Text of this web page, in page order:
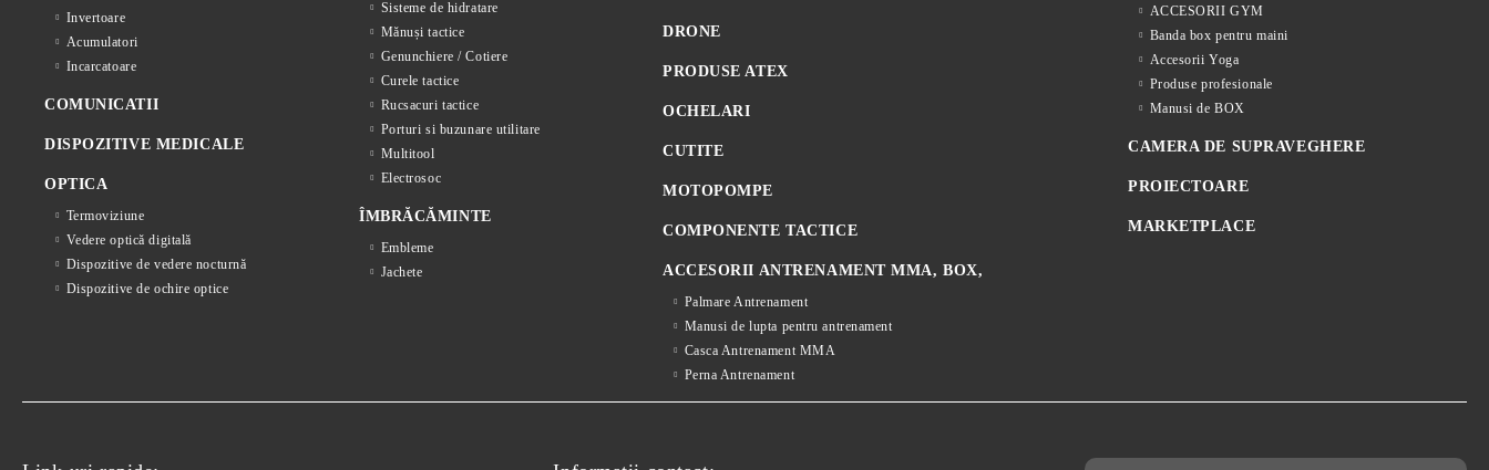
Invertoare
Acumulatori
Incarcatoare
COMUNICATII
DISPOZITIVE MEDICALE
OPTICA
Termoviziune
Vedere optică digitală
Dispozitive de vedere nocturnă
Dispozitive de ochire optice
Sisteme de hidratare
Mănuși tactice
Genunchiere / Cotiere
Curele tactice
Rucsacuri tactice
Porturi si buzunare utilitare
Multitool
Electrosoc
ÎMBRĂCĂMINTE
Embleme
Jachete
DRONE
PRODUSE ATEX
OCHELARI
CUTITE
MOTOPOMPE
COMPONENTE TACTICE
ACCESORII ANTRENAMENT MMA, BOX,
Palmare Antrenament
Manusi de lupta pentru antrenament
Casca Antrenament MMA
Perna Antrenament
ACCESORII GYM
Banda box pentru maini
Accesorii Yoga
Produse profesionale
Manusi de BOX
CAMERA DE SUPRAVEGHERE
PROIECTOARE
MARKETPLACE